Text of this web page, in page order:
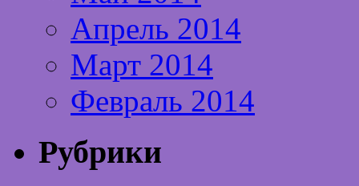
Апрель 2014
Март 2014
Февраль 2014
Рубрики